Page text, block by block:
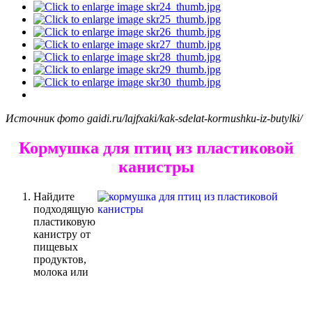
Источник фото gaidi.ru/lajfxaki/kak-sdelat-kormushku-iz-butylki/
Кормушка для птиц из пластиковой
канистры
Найдите
подходящую
пластиковую
канистру от
пищевых
продуктов,
молока или